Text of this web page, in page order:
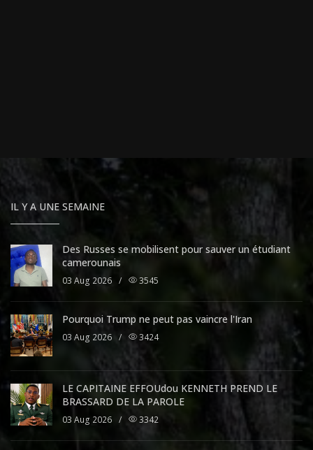
IL Y A UNE SEMAINE
Des Russes se mobilisent pour sauver un étudiant
camerounais
03 Aug 2026 / 3545
Pourquoi Trump ne peut pas vaincre l'Iran
03 Aug 2026 / 3424
LE CAPITAINE EFFOUdou KENNETH PREND LE
BRASSARD DE LA PAROLE
03 Aug 2026 / 3342